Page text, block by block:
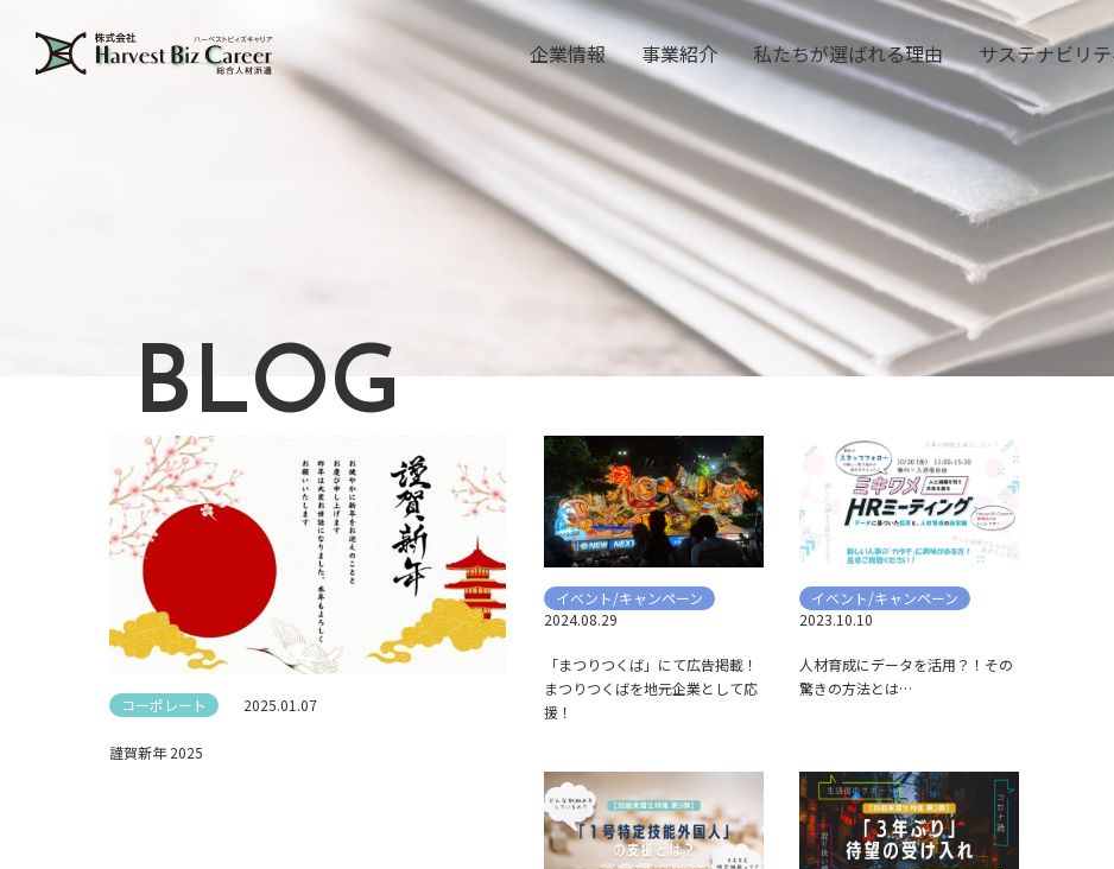
企業情報
会社概要
企業理念
拠点一覧
事業紹介
人材派遣事業
人材紹介事業
業務請負事業
私たちが選ばれる理由
法人のお客さま
お仕事をお探しの方
サステナビリテ
BLOG
ブログ
コーポレート 2025.01.07
謹賀新年 2025
イベント/キャンペーン
2024.08.29
「まつりつくば」にて広告掲載！
まつりつくばを地元企業として応
援！
イベント/キャンペーン
2023.10.10
人材育成にデータを活用？！その
驚きの方法とは…